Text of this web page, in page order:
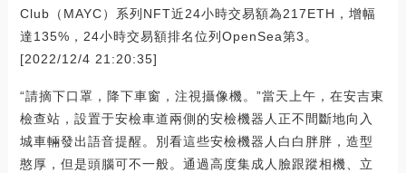
Club（MAYC）系列NFT近24小時交易額為217ETH，增幅
達135%，24小時交易額排名位列OpenSea第3。
[2022/12/4 21:20:35]
“請摘下口罩，降下車窗，注視攝像機。”當天上午，在安吉東
檢查站，設置于安檢車道兩側的安檢機器人正不間斷地向入
城車輛發出語音提醒。別看這些安檢機器人白白胖胖，造型
憨厚，但是頭腦可不一般。通過高度集成人臉跟蹤相機、立